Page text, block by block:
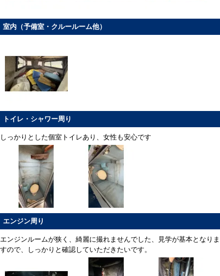
室内（予備室・クルールーム他）
トイレ・シャワー周り
しっかりとした個室トイレあり、女性も安心です
エンジン周り
エンジンルームが狭く、綺麗に撮れませんでした、見学が基本となりま
すので、しっかりと確認していただきたいです。